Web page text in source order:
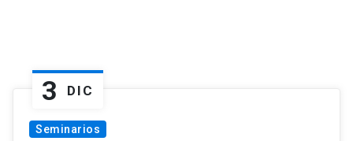
3 DIC
Seminarios